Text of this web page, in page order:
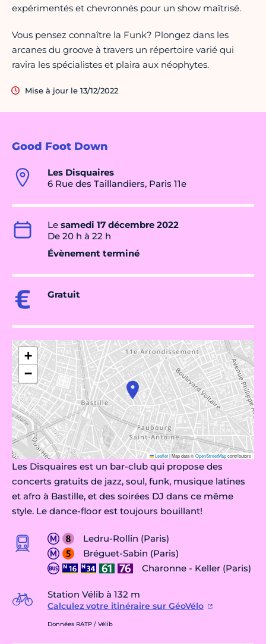
Good Foot Down
Les Disquaires
6 Rue des Taillandiers, Paris 11e
Le samedi 17 décembre 2022
De 20 h à 22 h
Évènement terminé
Gratuit
+
−
Leaflet|Map data ©OpenStreetMapcontributors
Les Disquaires est un bar-club qui propose des
concerts gratuits de jazz, soul, funk, musique latines
et afro à Bastille, et des soirées DJ dans ce même
style. Le dance-floor est toujours bouillant!
Ledru-Rollin (Paris)
Bréguet-Sabin (Paris)
Charonne - Keller (Paris)
Station Vélib à 132 m
Calculez votre itinéraire sur GéoVélo
Données RATP / Vélib
expérimentés et chevronnés pour un show maîtrisé.
Vous pensez connaître la Funk? Plongez dans les
arcanes du groove à travers un répertoire varié qui
ravira les spécialistes et plaira aux néophytes.
Mise à jour le 13/12/2022